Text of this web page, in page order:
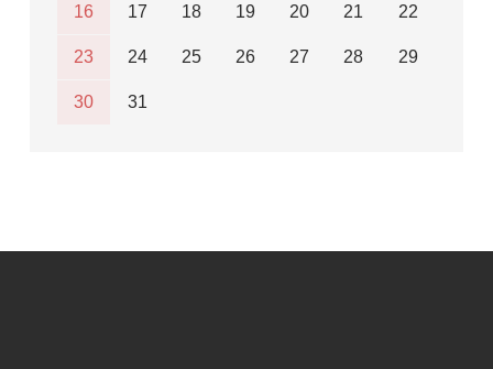
16 17 18 19 20 21 22
23 24 25 26 27 28 29
30 31